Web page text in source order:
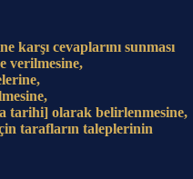
karşı cevaplarını sunması
verilmesine,
tarihi] olarak belirlenmesine,
tarafların taleplerinin